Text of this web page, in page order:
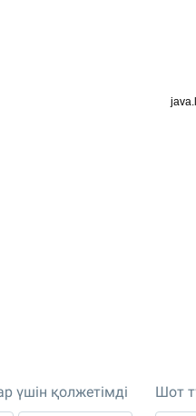
үшін қолжетімді Шот